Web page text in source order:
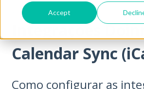
Accept
16 de junho de 2024
Integrações
Calendar Sync
Como configurar as